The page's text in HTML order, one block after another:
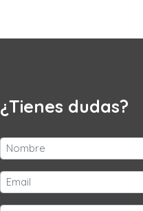
¿Tienes dudas?